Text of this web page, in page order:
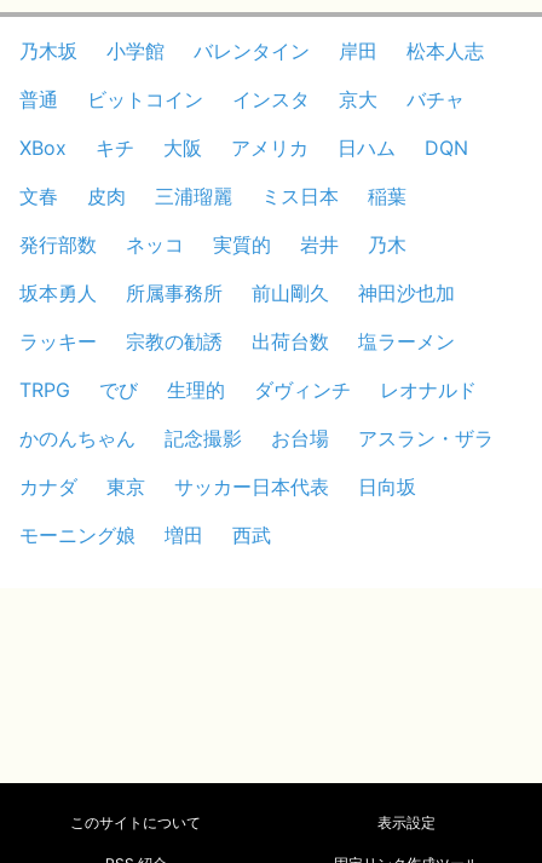
乃木坂 小学館 バレンタイン 岸田
松本人志
普通
ビットコイン インスタ 京大
バチャ
XBox
キチ 大阪 アメリカ 日ハム
DQN
文春
皮肉 三浦瑠麗 ミス日本
稲葉
発行部数
ネッコ 実質的 岩井
乃木
坂本勇人
所属事務所 前山剛久
神田沙也加
ラッキー
宗教の勧誘 出荷台数
塩ラーメン
TRPG
でび 生理的 ダヴィンチ
レオナルド
かのんちゃん
記念撮影 お台場
アスラン・ザラ
カナダ
東京 サッカー日本代表
日向坂
モーニング娘
増田 西武
このサイトについて 表示設定